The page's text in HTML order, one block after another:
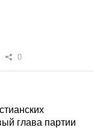
0
глава партии